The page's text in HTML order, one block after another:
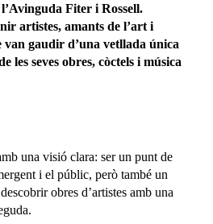
Fiter i Rossell.
artistes, amants de l’art i
van gaudir d’una vetllada única
les seves obres, còctels i música
una visió clara: ser un punt de
i el públic, però també un
obres d’artistes amb una